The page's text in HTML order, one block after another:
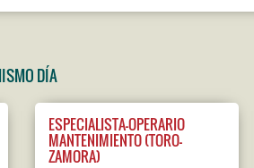
DÍA
ESPECIALISTA-OPERARIO
MANTENIMIENTO (TORO-
ZAMORA)